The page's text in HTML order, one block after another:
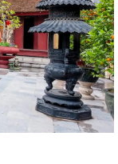
việc triển khai thực
Về việc triển khai thi
về triển khai thực hiện